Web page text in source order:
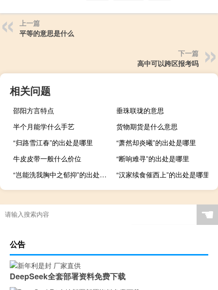
上一篇
平等的意思是什么
下一篇
高中可以跨区报考吗
相关问题
邵阳方言特点
垂珠联珑的意思
半个月能学什么手艺
货物期货是什么意思
“归路雪江春”的出处是哪里
“萧然却炎曦”的出处是哪里
牛皮皮带一般什么价位
“断响难寻”的出处是哪里
“岂能洗我胸中之郁抑”的出处是哪里
“汉家续食催西上”的出处是哪里
☚
公告
DeepSeek全套部署资料免费下载